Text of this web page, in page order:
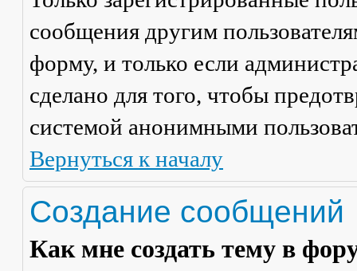
сообщения другим
форму, и только если
сделано для того, чтобы
системой анонимными
Вернуться к началу
Создание сообщений
Как мне создать тему в